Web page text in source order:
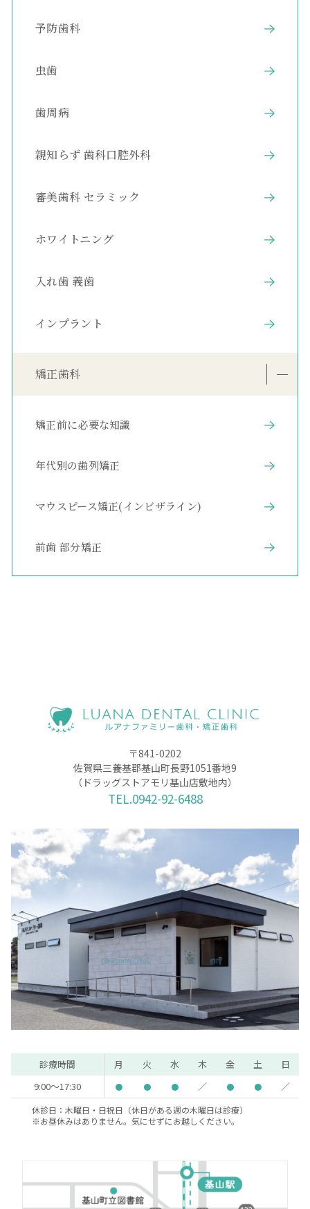
予防歯科
虫歯
歯周病
親知らず 歯科口腔外科
審美歯科 セラミック
ホワイトニング
入れ歯 義歯
インプラント
矯正歯科
矯正前に必要な知識
年代別の歯列矯正
マウスピース矯正(インビザライン)
前歯 部分矯正
〒841-0202
佐賀県三養基郡基山町長野1051番地9
（ドラッグストアモリ基山店敷地内）
TEL.0942-92-6488
診療時間 月 火 水 木 金 土
日
9:00～17:30
● ● ● ／ ● ● ／
休診日：木曜日・日祝日（休日がある週の木曜日は診療）
※お昼休みはありません。気にせずにお越しください。